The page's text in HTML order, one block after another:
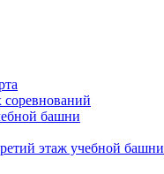
башни
этаж учебной башни